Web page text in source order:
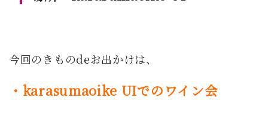
今回のきものdeお出かけは、
・karasumaoike UIでのワイン会